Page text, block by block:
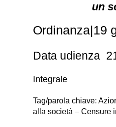
un
Ordinanza|19
Data udienza
Integrale
Tag/parola chiave:
alla società – Censure